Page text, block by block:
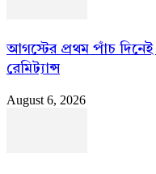
আগস্টের প্রথম পাঁচ
রেমিট্যান্স
August 6, 2026